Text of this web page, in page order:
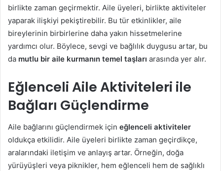
birlikte zaman geçirmektir. Aile üyeleri, birlikte aktiviteler
yaparak ilişkiyi pekiştirebilir. Bu tür etkinlikler, aile
bireylerinin birbirlerine daha yakın hissetmelerine
yardımcı olur. Böylece, sevgi ve bağlılık duygusu artar, bu
da mutlu bir aile kurmanın temel taşları arasında yer alır.
Eğlenceli Aile Aktiviteleri ile
Bağları Güçlendirme
Aile bağlarını güçlendirmek için eğlenceli aktiviteler
oldukça etkilidir. Aile üyeleri birlikte zaman geçirdikçe,
aralarındaki iletişim ve anlayış artar. Örneğin, doğa
yürüyüşleri veya piknikler, hem eğlenceli hem de sağlıklı